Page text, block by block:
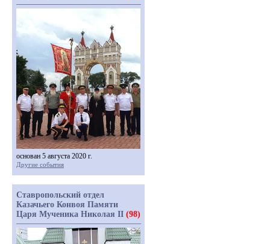
основан 5 августа 2020 г.
Другие события
Ставропольский отдел
Казачьего Конвоя Памяти
Царя Мученика Николая II (98)